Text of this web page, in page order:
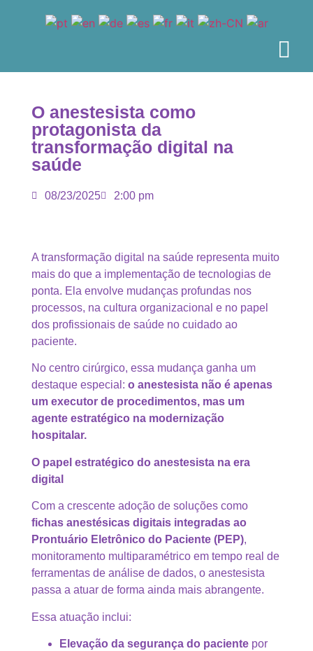
O anestesista como
protagonista da
transformação digital na
saúde
08/23/2025 2:00 pm
A transformação digital na saúde representa muito
mais do que a implementação de tecnologias de
ponta. Ela envolve mudanças profundas nos
processos, na cultura organizacional e no papel
dos profissionais de saúde no cuidado ao
paciente.
No centro cirúrgico, essa mudança ganha um
destaque especial: o anestesista não é apenas
um executor de procedimentos, mas um
agente estratégico na modernização
hospitalar.
O papel estratégico do anestesista na era
digital
Com a crescente adoção de soluções como
fichas anestésicas digitais integradas ao
Prontuário Eletrônico do Paciente (PEP),
monitoramento multiparamétrico em tempo real de
ferramentas de análise de dados, o anestesista
passa a atuar de forma ainda mais abrangente.
Essa atuação inclui:
Elevação da segurança do paciente por